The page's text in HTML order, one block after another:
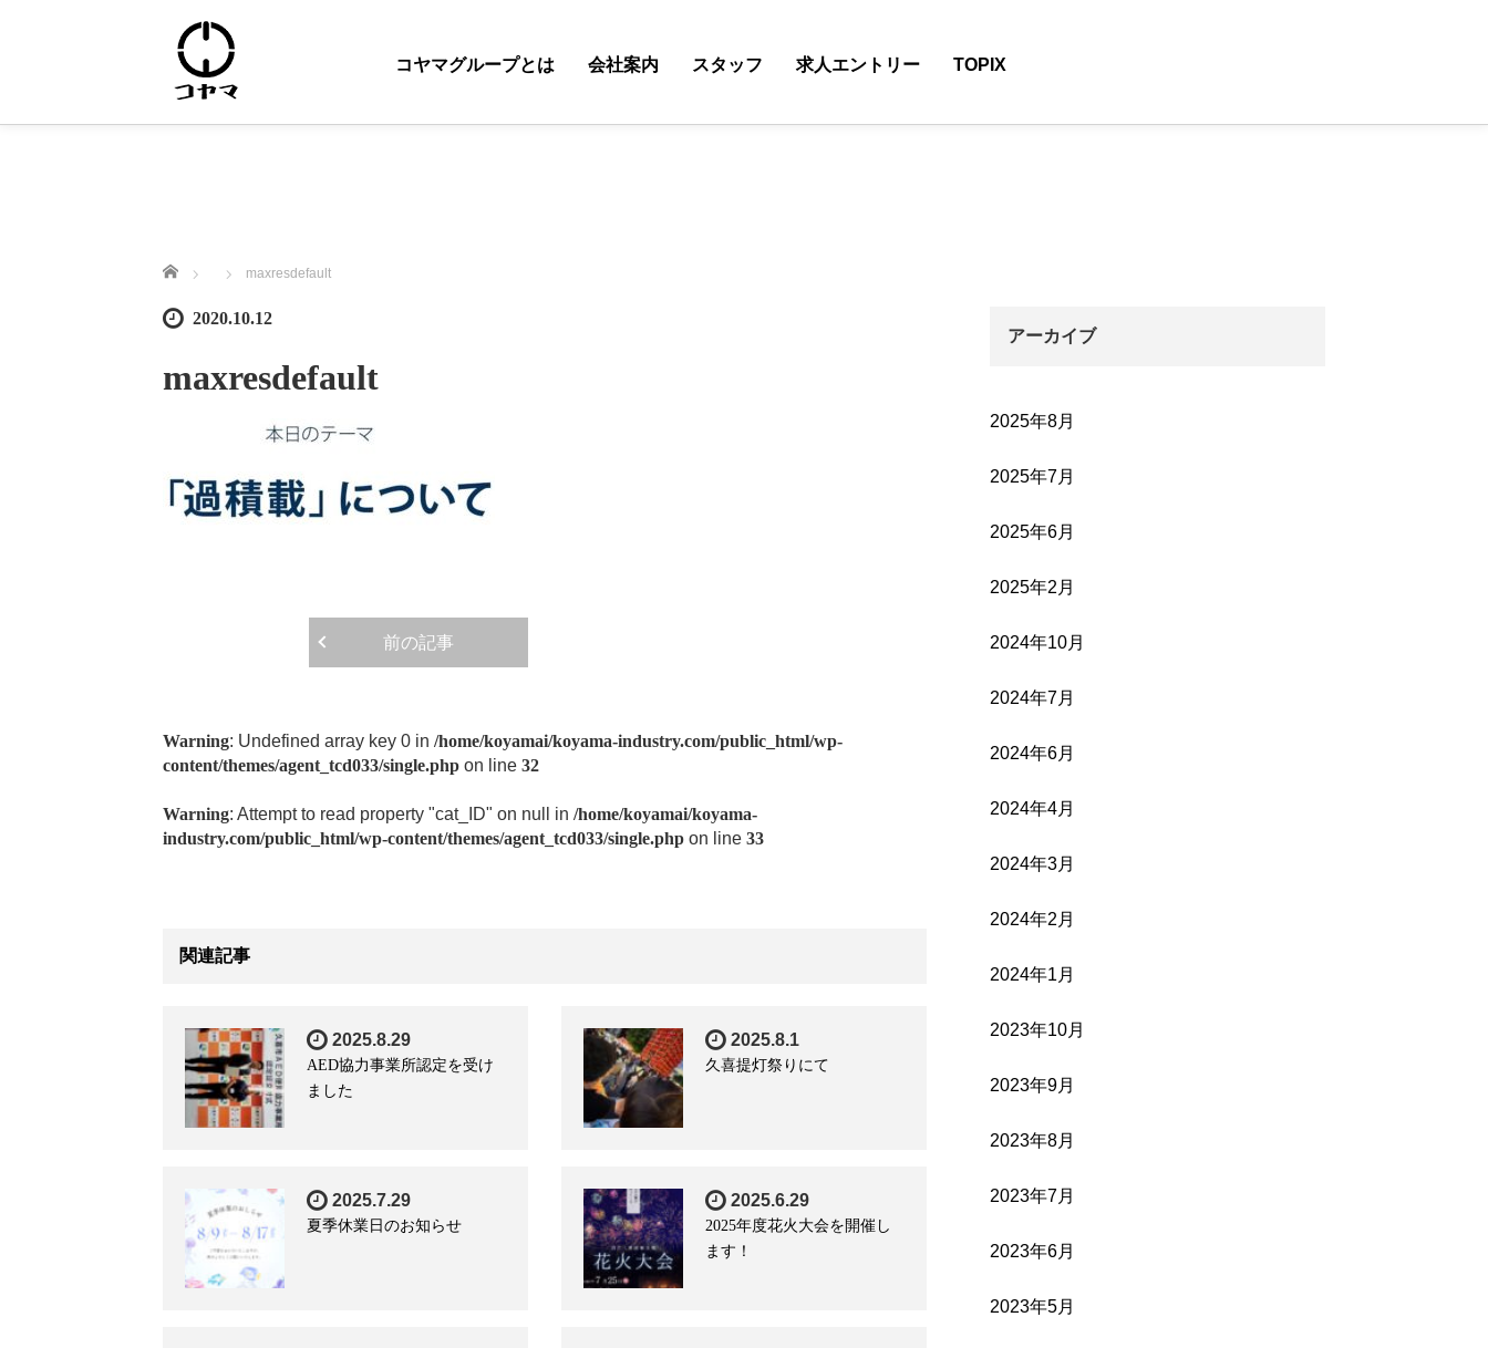
コヤマグループとは 会社案内 スタッフ 求人エントリー TOPIX
ホーム maxresdefault
2020.10.12
maxresdefault
前の記事
Warning: Undefined array key 0 in /home/koyamai/koyama-industry.com/public_html/wp-
content/themes/agent_tcd033/single.php on line 32
Warning: Attempt to read property "cat_ID" on null in /home/koyamai/koyama-
industry.com/public_html/wp-content/themes/agent_tcd033/single.php on line 33
関連記事
2025.8.29
AED協力事業所認定を受け
ました
2025.8.1
久喜提灯祭りにて
2025.7.29
夏季休業日のお知らせ
2025.6.29
2025年度花火大会を開催し
ます！
アーカイブ
2025年8月
2025年7月
2025年6月
2025年2月
2024年10月
2024年7月
2024年6月
2024年4月
2024年3月
2024年2月
2024年1月
2023年10月
2023年9月
2023年8月
2023年7月
2023年6月
2023年5月